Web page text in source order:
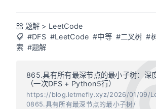
题解 > LeetCode
#DFS #LeetCode #中等 #二叉树 #
索 #题解
865.具有所有最深节点的最小子树：深
（一次DFS + Python5行）
https://blog.letmefly.xyz/2026/01/09/
0865.具有所有最深节点的最小子树/